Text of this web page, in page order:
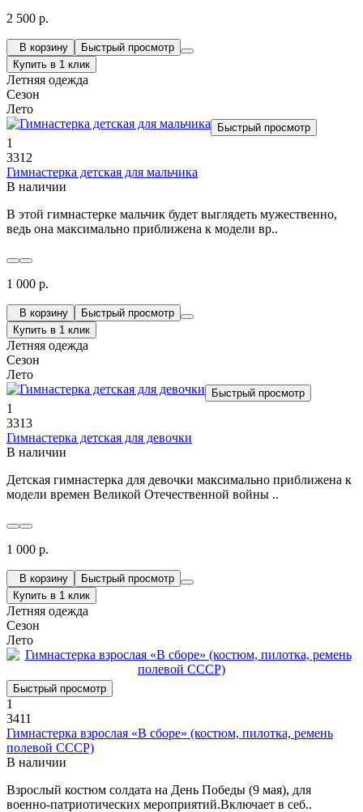
2 500 р.
В корзину
Быстрый просмотр
Купить в 1 клик
Летняя одежда
Сезон
Лето
Быстрый просмотр
1
3312
Гимнастерка детская для мальчика
В наличии
В этой гимнастерке мальчик будет выглядеть мужественно,
ведь она максимально приближена к модели вр..
1 000 р.
В корзину
Быстрый просмотр
Купить в 1 клик
Летняя одежда
Сезон
Лето
Быстрый просмотр
1
3313
Гимнастерка детская для девочки
В наличии
Детская гимнастерка для девочки максимально приближена к
модели времен Великой Отечественной войны ..
1 000 р.
В корзину
Быстрый просмотр
Купить в 1 клик
Летняя одежда
Сезон
Лето
Быстрый просмотр
1
3411
Гимнастерка взрослая «В сборе» (костюм, пилотка, ремень
полевой СССР)
В наличии
Взрослый костюм солдата на День Победы (9 мая), для
военно-патриотических мероприятий.Включает в себ..